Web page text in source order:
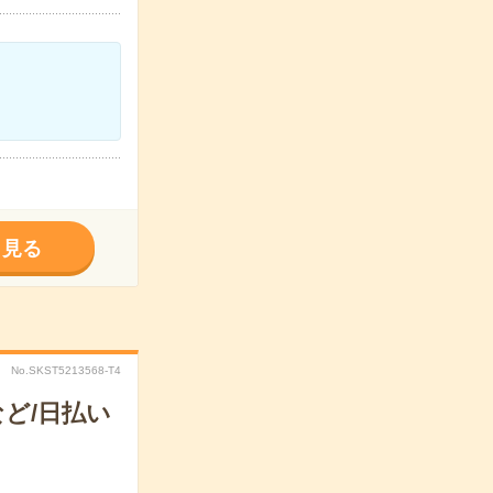
る
No.SKST5213568-T4
/日払い